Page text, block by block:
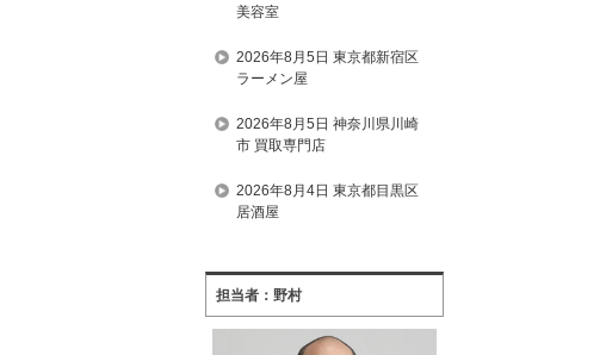
美容室
2026年8月5日 東京都新宿区
ラーメン屋
2026年8月5日 神奈川県川崎
市 買取専門店
2026年8月4日 東京都目黒区
居酒屋
担当者：野村